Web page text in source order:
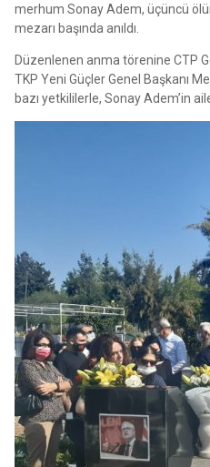
merhum Sonay Adem, üçüncü
mezarı başında anıldı.
Düzenlenen anma törenine CTP
TKP Yeni Güçler Genel Başkanı
bazı yetkililerle, Sonay Adem’in